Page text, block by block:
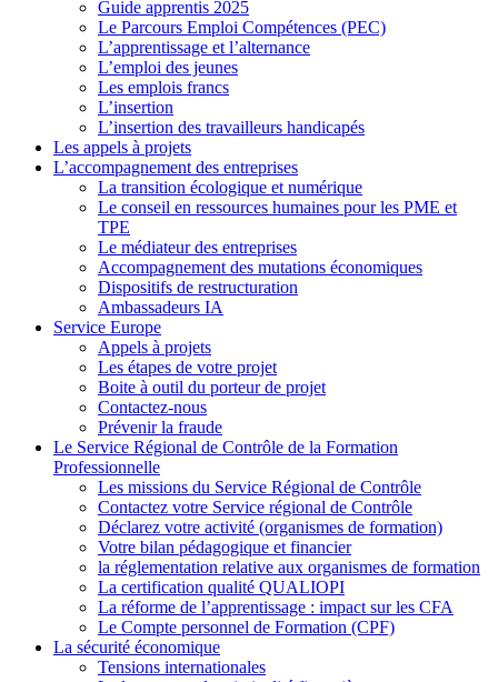
Guide apprentis 2025
Le Parcours Emploi Compétences (PEC)
L’apprentissage et l’alternance
L’emploi des jeunes
Les emplois francs
L’insertion
L’insertion des travailleurs handicapés
Les appels à projets
L’accompagnement des entreprises
La transition écologique et numérique
Le conseil en ressources humaines pour les PME et
TPE
Le médiateur des entreprises
Accompagnement des mutations économiques
Dispositifs de restructuration
Ambassadeurs IA
Service Europe
Appels à projets
Les étapes de votre projet
Boite à outil du porteur de projet
Contactez-nous
Prévenir la fraude
Le Service Régional de Contrôle de la Formation
Professionnelle
Les missions du Service Régional de Contrôle
Contactez votre Service régional de Contrôle
Déclarez votre activité (organismes de formation)
Votre bilan pédagogique et financier
la réglementation relative aux organismes de formation
La certification qualité QUALIOPI
La réforme de l’apprentissage : impact sur les CFA
Le Compte personnel de Formation (CPF)
La sécurité économique
Tensions internationales